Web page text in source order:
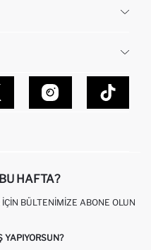
HAFTA?
BÜLTENIMIZE ABONE OLUN
YAPIYORSUN?